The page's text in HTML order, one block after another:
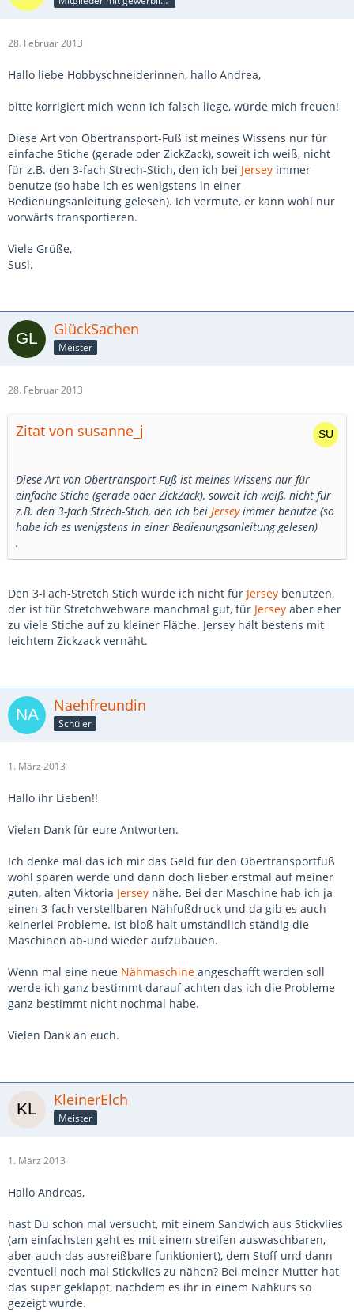
28. Februar 2013
Hallo liebe Hobbyschneiderinnen, hallo Andrea,
bitte korrigiert mich wenn ich falsch liege, würde mich freuen!
Diese Art von Obertransport-Fuß ist meines Wissens nur für
einfache Stiche (gerade oder ZickZack), soweit ich weiß, nicht
für z.B. den 3-fach Strech-Stich, den ich bei Jersey immer
benutze (so habe ich es wenigstens in einer
Bedienungsanleitung gelesen). Ich vermute, er kann wohl nur
vorwärts transportieren.
Viele Grüße,
Susi.
GlückSachen
Meister
28. Februar 2013
Zitat von susanne_j
Diese Art von Obertransport-Fuß ist meines Wissens nur für
einfache Stiche (gerade oder ZickZack), soweit ich weiß, nicht für
z.B. den 3-fach Strech-Stich, den ich bei Jerseyimmer benutze (so
habe ich es wenigstens in einer Bedienungsanleitung gelesen)
.
Den 3-Fach-Stretch Stich würde ich nicht für Jersey benutzen,
der ist für Stretchwebware manchmal gut, für Jersey aber eher
zu viele Stiche auf zu kleiner Fläche. Jersey hält bestens mit
leichtem Zickzack vernäht.
Naehfreundin
Schüler
1. März 2013
Hallo ihr Lieben!!
Vielen Dank für eure Antworten.
Ich denke mal das ich mir das Geld für den Obertransportfuß
wohl sparen werde und dann doch lieber erstmal auf meiner
guten, alten Viktoria Jersey nähe. Bei der Maschine hab ich ja
einen 3-fach verstellbaren Nähfußdruck und da gib es auch
keinerlei Probleme. Ist bloß halt umständlich ständig die
Maschinen ab-und wieder aufzubauen.
Wenn mal eine neue Nähmaschine angeschafft werden soll
werde ich ganz bestimmt darauf achten das ich die Probleme
ganz bestimmt nicht nochmal habe.
Vielen Dank an euch.
KleinerElch
Meister
1. März 2013
Hallo Andreas,
hast Du schon mal versucht, mit einem Sandwich aus Stickvlies
(am einfachsten geht es mit einem streifen auswaschbaren,
aber auch das ausreißbare funktioniert), dem Stoff und dann
eventuell noch mal Stickvlies zu nähen? Bei meiner Mutter hat
das super geklappt, nachdem es ihr in einem Nähkurs so
gezeigt wurde.